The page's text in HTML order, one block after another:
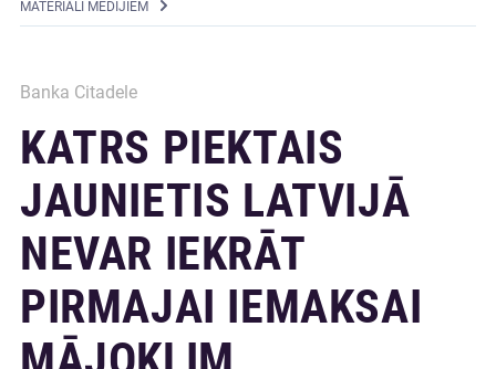
MATERIĀLI MEDIJIEM
Banka Citadele
KATRS PIEKTAIS
JAUNIETIS LATVIJĀ
NEVAR IEKRĀT
PIRMAJAI IEMAKSAI